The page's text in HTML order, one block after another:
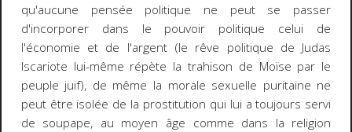
qu'aucune pensée politique ne peut se passer
d'incorporer dans le pouvoir politique celui de
l'économie et de l'argent(le rêve politique de Judas
Iscariote lui-même répète la trahison de Moïse par le
peuple juif), de même la morale sexuelle puritaine ne
peut être isolée de la prostitution qui lui a toujours servi
de soupape, au moyen âge comme dans la religion